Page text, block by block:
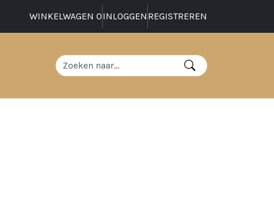
WINKELWAGEN 0INLOGGEN REGISTREREN